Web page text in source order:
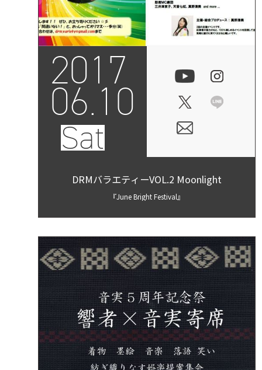
2017
06.10
Sat
DRMバラエティーVOL.2 Moonlight
『June Bright Festival』